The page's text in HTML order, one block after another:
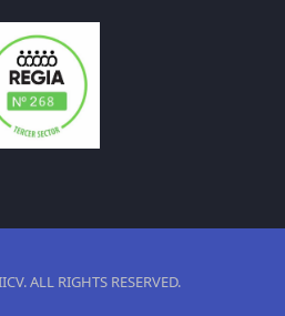
ALL RIGHTS RESERVED.